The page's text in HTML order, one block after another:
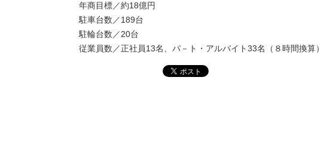
年商目標／約18億円
駐車台数／189台
駐輪台数／20台
従業員数／正社員13名、パ－ト・アルバイト33名（８時間換算）